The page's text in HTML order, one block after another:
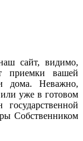
сайт, видимо,
приемки вашей
дома. Неважно,
или уже в готовом
Собственником